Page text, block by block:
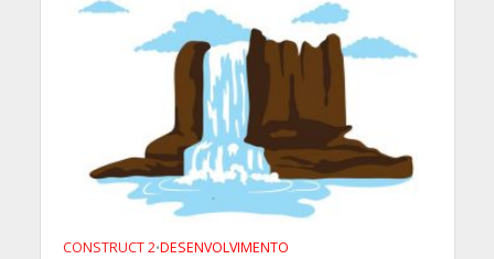
CONSTRUCT 2•DESENVOLVIMENTO